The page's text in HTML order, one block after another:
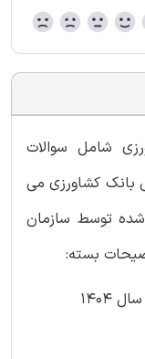
شامل سوالات
بانک کشاورزی می
شده توسط سازمان
بسته: